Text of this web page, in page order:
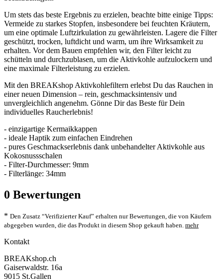
Um stets das beste Ergebnis zu erzielen, beachte bitte einige Tipps:
Vermeide zu starkes Stopfen, insbesondere bei feuchten Kräutern,
um eine optimale Luftzirkulation zu gewährleisten. Lagere die Filter
geschützt, trocken, luftdicht und warm, um ihre Wirksamkeit zu
erhalten. Vor dem Bauen empfehlen wir, den Filter leicht zu
schütteln und durchzublasen, um die Aktivkohle aufzulockern und
eine maximale Filterleistung zu erzielen.
Mit den BREAKshop Aktivkohlefiltern erlebst Du das Rauchen in
einer neuen Dimension – rein, geschmacksintensiv und
unvergleichlich angenehm. Gönne Dir das Beste für Dein
individuelles Raucherlebnis!
- einzigartige Kermaikkappen
- ideale Haptik zum einfachen Eindrehen
- pures Geschmackserlebnis dank unbehandelter Aktivkohle aus
Kokosnussschalen
- Filter-Durchmesser: 9mm
- Filterlänge: 34mm
0 Bewertungen
* Den Zusatz “Verifizierter Kauf” erhalten nur Bewertungen, die von Käufern
abgegeben wurden, die das Produkt in diesem Shop gekauft haben. mehr
Kontakt
BREAKshop.ch
Gaiserwaldstr. 16a
9015 St.Gallen